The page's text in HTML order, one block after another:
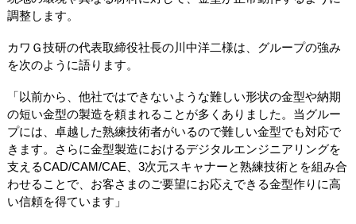
調整します。
カワＧ技研の代表取締役社長の川中洋二様は、グループの強み
を次のように語ります。
「以前から、他社ではできないような難しい形状の金型や納期
の短い金型の製造を頼まれることが多くありました。当グルー
プには、卓越した熟練技術者がいるので難しい金型でも対応で
きます。さらに金型製造におけるデジタルエンジニアリングを
支えるCAD/CAM/CAE、3次元スキャナーと熟練技術とを組み合
わせることで、お客さまのご要望にお応えできる金型作りに高
い信頼を得ています」